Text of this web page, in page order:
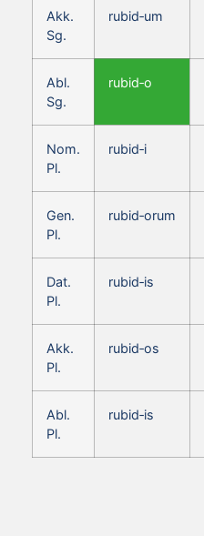
Akk.
Sg.
rubid‑um
Abl.
Sg.
rubid‑o
Nom.
Pl.
rubid‑i
Gen.
Pl.
rubid‑orum
Dat.
Pl.
rubid‑is
Akk.
Pl.
rubid‑os
Abl.
Pl.
rubid‑is